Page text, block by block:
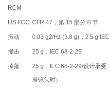
RCM
US FCC CFR 47，第 15 部分 B 节
振动 0.03 g2/Hz (3.8 g)，2.5 g
撞击 25 g，IEC 68-2-29
掉落
25 g，IEC 68-2-29/设计承受
准镜头时）